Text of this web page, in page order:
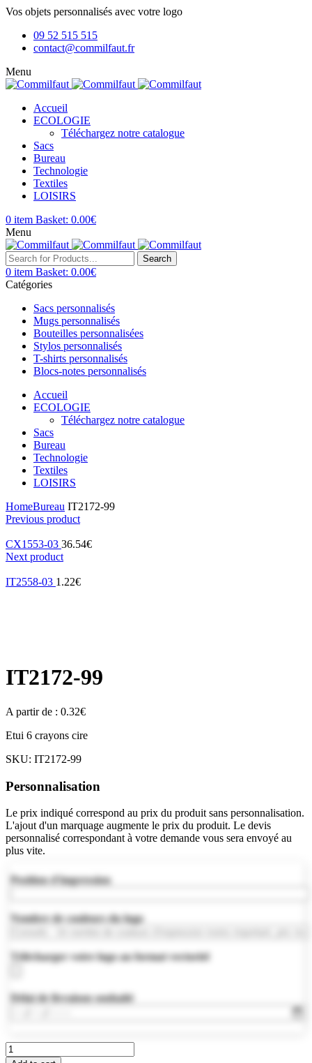
Vos objets personnalisés avec votre logo
09 52 515 515
contact@commilfaut.fr
Menu
Accueil
ECOLOGIE
Téléchargez notre catalogue
Sacs
Bureau
Technologie
Textiles
LOISIRS
0 item Basket: 0.00€
Menu
Search
0 item Basket: 0.00€
Catégories
Sacs personnalisés
Mugs personnalisés
Bouteilles personnalisées
Stylos personnalisés
T-shirts personnalisés
Blocs-notes personnalisés
Accueil
ECOLOGIE
Téléchargez notre catalogue
Sacs
Bureau
Technologie
Textiles
LOISIRS
HomeBureau IT2172-99
Previous product
CX1553-03 36.54€
Next product
IT2558-03 1.22€
IT2172-99
A partir de : 0.32€
Etui 6 crayons cire
SKU: IT2172-99
Personnalisation
Le prix indiqué correspond au prix du produit sans personnalisation.
L'ajout d'un marquage augmente le prix du produit. Le devis
personnalisé correspondant à votre demande vous sera envoyé au
plus vite.
Position d'impression
Nombre de couleurs du logo
Télécharger votre logo au format vectoriel
Délai de livraison souhaité
IT2172-
99